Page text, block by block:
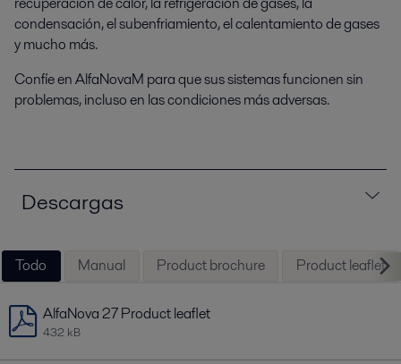
condensación, el subenfriamiento, el calentamiento de gases
y mucho más.
Confíe en AlfaNovaM para que sus sistemas funcionen sin
problemas, incluso en las condiciones más adversas.
Descargas
Todo Manual Product brochure Product leaflet
AlfaNova 27 Product leaflet
432 kB